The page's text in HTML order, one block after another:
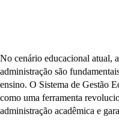
No cenário educacional atual,
administração são
ensino. O Sistema de Gestão
como uma ferramenta
administração acadêmica e